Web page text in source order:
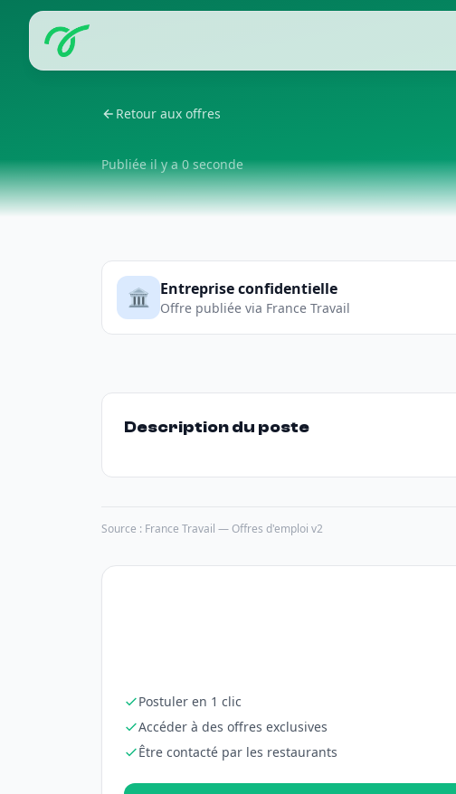
Retour aux offres
Publiée il y a 0 seconde
🏛️ Entreprise confidentielle
Offre publiée via France Travail
Description du poste
Source : France Travail — Offres d'emploi v2
Postuler en 1 clic
Accéder à des offres exclusives
Être contacté par les restaurants